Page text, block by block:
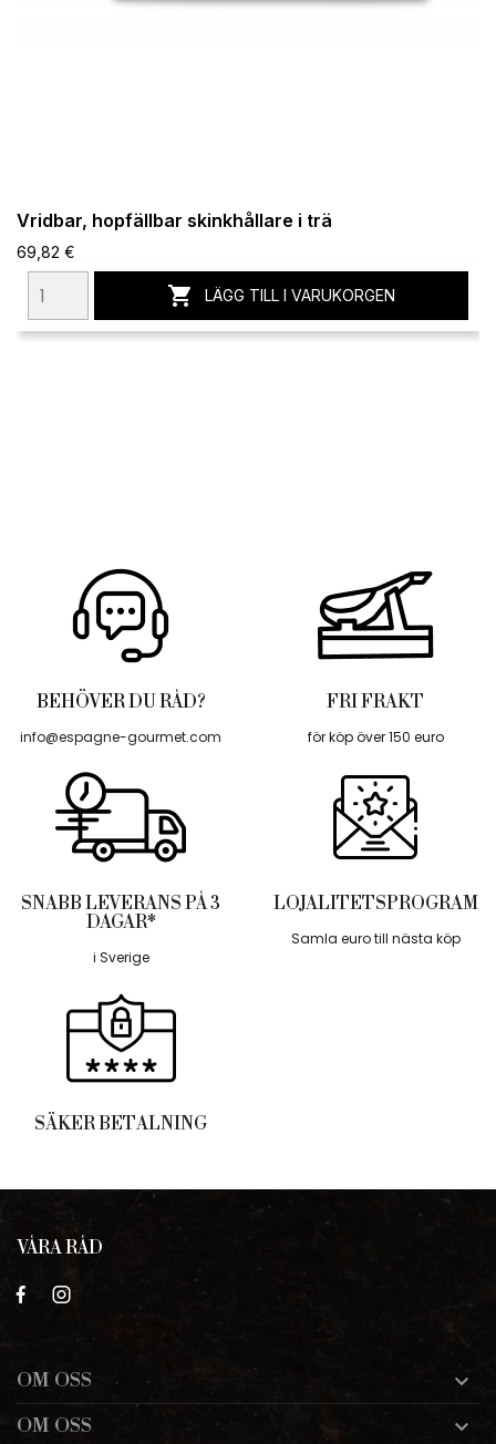
Vridbar, hopfällbar skinkhållare i trä
69,82 €
 LÄGG TILL I VARUKORGEN
BEHÖVER DU RÅD?
info@espagne-gourmet.com
FRI FRAKT
för köp över 150 euro
SNABB LEVERANS PÅ 3
DAGAR*
i Sverige
LOJALITETSPROGRAM
Samla euro till nästa köp
SÄKER BETALNING
VÅRA RÅD
OM OSS 
OM OSS 